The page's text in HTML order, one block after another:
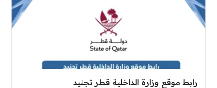
رابط موقع وزارة الداخلية قطر تجنيد